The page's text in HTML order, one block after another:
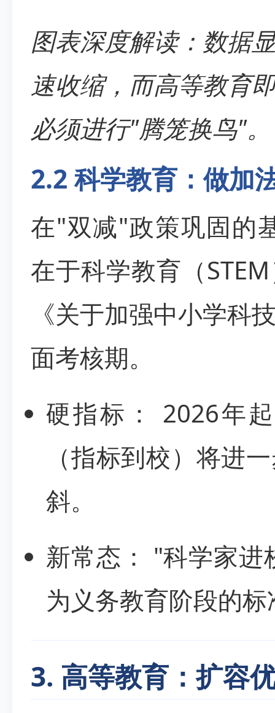
图表深度解读：数据
速收缩，而高等教育
必须进行"腾笼换鸟"。
2.2 科学教育：做加
在"双减"政策巩固的
在于科学教育（
《关于加强中小学科
面考核期。
硬指标： 2026年
（指标到校）将进
斜。
新常态： "科学家
为义务教育阶段的
3. 高等教育：扩容